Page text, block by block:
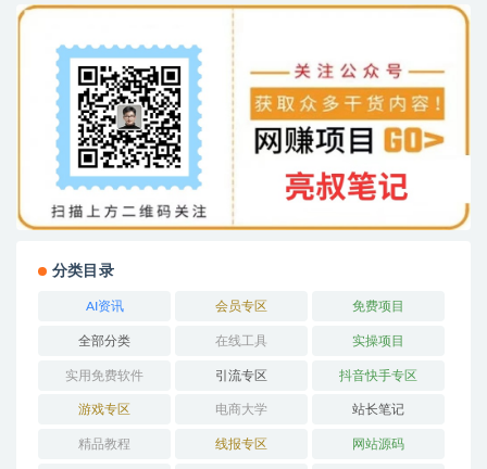
分类目录
AI资讯 会员专区 免费项目
全部分类 在线工具 实操项目
实用免费软件 引流专区 抖音快手专区
游戏专区 电商大学 站长笔记
精品教程 线报专区 网站源码